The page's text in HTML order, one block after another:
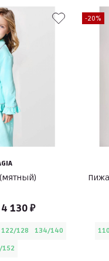
4 130 ₽
122/128
134/140
-20%